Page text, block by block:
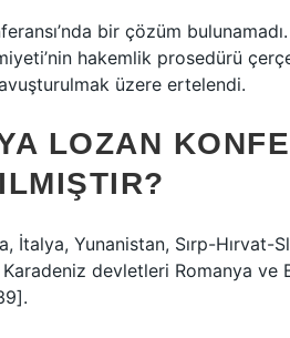
bir çözüm
hakemlik prosedürü
üzere ertelendi.
LOZAN
İtalya, Yunanistan, Sırp-Hırvat-
Karadeniz devletleri Romanya ve